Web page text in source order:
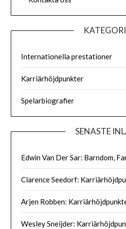
Internationella prestationer
Karriärhöjdpunkter
Spelarbiografier
SENASTE
Edwin Van Der Sar: Barndom,
Clarence Seedorf:
Arjen Robben:
Wesley Sneijder: